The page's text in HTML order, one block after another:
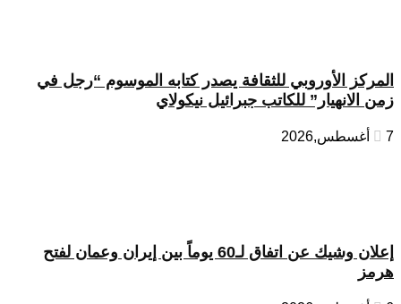
المركز الأوروبي للثقافة يصدر كتابه الموسوم “رجل في
زمن الانهيار” للكاتب جبرائيل نيكولاي
7 أغسطس,2026
إعلان وشيك عن اتفاق لـ60 يوماً بين إيران وعمان لفتح
هرمز